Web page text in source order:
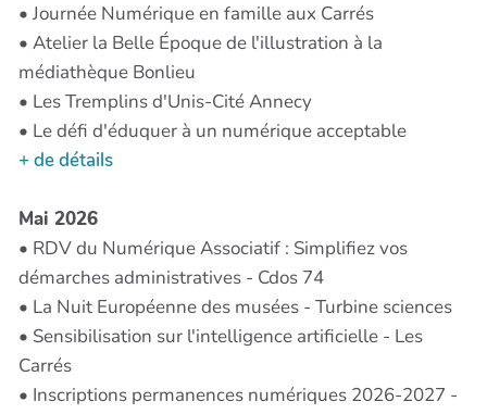
• Journée Numérique en famille aux Carrés
• Atelier la Belle Époque de l'illustration à la
médiathèque Bonlieu
• Les Tremplins d'Unis-Cité Annecy
• Le défi d'éduquer à un numérique acceptable
+ de détails
Mai 2026
• RDV du Numérique Associatif : Simplifiez vos
démarches administratives - Cdos 74
• La Nuit Européenne des musées - Turbine sciences
• Sensibilisation sur l'intelligence artificielle - Les
Carrés
• Inscriptions permanences numériques 2026-2027 -